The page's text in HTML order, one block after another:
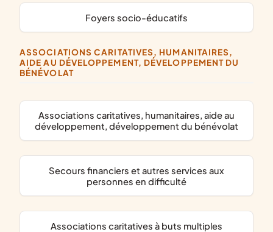
foyers socio-éducatifs
ASSOCIATIONS CARITATIVES, HUMANITAIRES,
AIDE AU DÉVELOPPEMENT, DÉVELOPPEMENT DU
BÉNÉVOLAT
associations caritatives, humanitaires, aide au
développement, développement du bénévolat
secours financiers et autres services aux
personnes en difficulté
associations caritatives à buts multiples